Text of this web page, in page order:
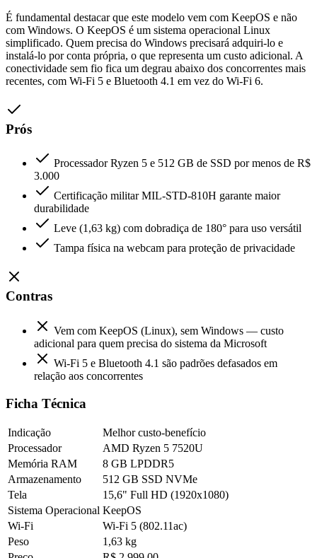
É fundamental destacar que este modelo vem com KeepOS e não
com Windows. O KeepOS é um sistema operacional Linux
simplificado. Quem precisa do Windows precisará adquiri-lo e
instalá-lo por conta própria, o que representa um custo adicional. A
conectividade sem fio fica um degrau abaixo dos concorrentes mais
recentes, com Wi-Fi 5 e Bluetooth 4.1 em vez do Wi-Fi 6.
Prós
Processador Ryzen 5 e 512 GB de SSD por menos de R$
3.000
Certificação militar MIL-STD-810H garante maior
durabilidade
Leve (1,63 kg) com dobradiça de 180° para uso versátil
Tampa física na webcam para proteção de privacidade
Contras
Vem com KeepOS (Linux), sem Windows — custo
adicional para quem precisa do sistema da Microsoft
Wi-Fi 5 e Bluetooth 4.1 são padrões defasados em
relação aos concorrentes
Ficha Técnica
Indicação
Melhor custo-benefício
Processador
AMD Ryzen 5 7520U
Memória RAM
8 GB LPDDR5
Armazenamento
512 GB SSD NVMe
Tela
15,6" Full HD (1920x1080)
Sistema Operacional KeepOS
Wi-Fi
Wi-Fi 5 (802.11ac)
Peso
1,63 kg